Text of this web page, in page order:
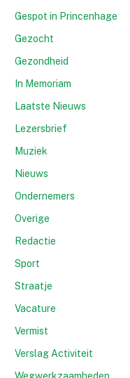
Gespot in Princenhage
Gezocht
Gezondheid
In Memoriam
Laatste Nieuws
Lezersbrief
Muziek
Nieuws
Ondernemers
Overige
Redactie
Sport
Straatje
Vacature
Vermist
Verslag Activiteit
Wegwerkzaamheden